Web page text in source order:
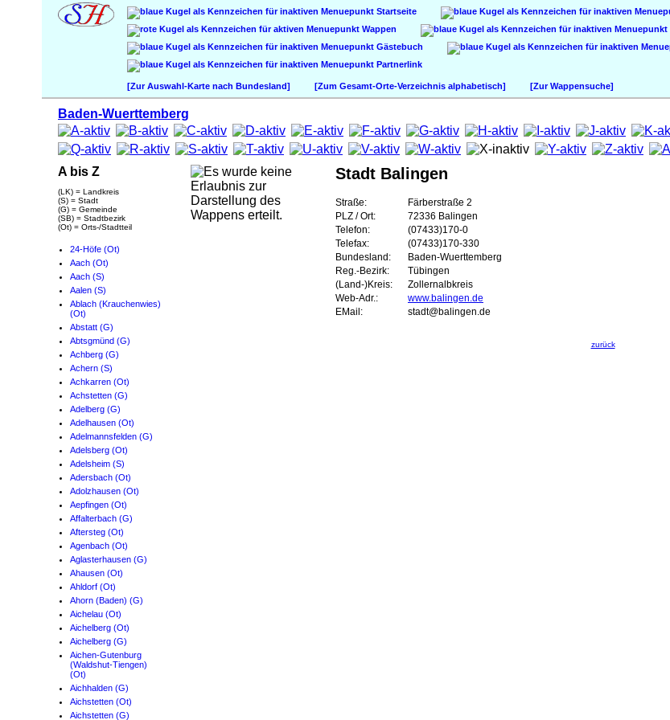
Startseite
Wappen
Gästebuch
Partnerlink
[Zur Auswahl-Karte nach Bundesland] [Zum Gesamt-Orte-Verzeichnis alphabetisch] [Zur Wappensuche]
Baden-Wuerttemberg
A bis Z
(LK) = Landkreis
(S) = Stadt
(G) = Gemeinde
(SB) = Stadtbezirk
(Ot) = Orts-/Stadtteil
24-Höfe (Ot)
Aach (Ot)
Aach (S)
Aalen (S)
Ablach (Krauchenwies)
(Ot)
Abstatt (G)
Abtsgmünd (G)
Achberg (G)
Achern (S)
Achkarren (Ot)
Achstetten (G)
Adelberg (G)
Adelhausen (Ot)
Adelmannsfelden (G)
Adelsberg (Ot)
Adelsheim (S)
Adersbach (Ot)
Adolzhausen (Ot)
Aepfingen (Ot)
Affalterbach (G)
Aftersteg (Ot)
Agenbach (Ot)
Aglasterhausen (G)
Ahausen (Ot)
Ahldorf (Ot)
Ahorn (Baden) (G)
Aichelau (Ot)
Aichelberg (Ot)
Aichelberg (G)
Aichen-Gutenburg
(Waldshut-Tiengen)
(Ot)
Aichhalden (G)
Aichstetten (Ot)
Aichstetten (G)
Stadt Balingen
Straße:
Färberstraße 2
PLZ / Ort:
72336 Balingen
Telefon:
(07433)170-0
Telefax:
(07433)170-330
Bundesland:
Baden-Wuerttemberg
Reg.-Bezirk:
Tübingen
(Land-)Kreis:
Zollernalbkreis
Web-Adr.:
www.balingen.de
EMail:
stadt@balingen.de
zurück